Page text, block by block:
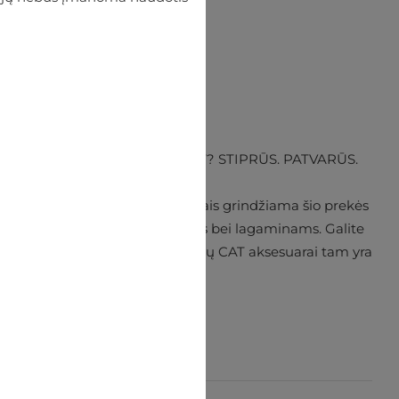
trimis žodžiais apibūdinti CAT? STIPRŪS. PATVARŪS.
ir naujoviškumas, kuriais grindžiama šio prekės
yra pritaikomi ir krepšiams bei lagaminams. Galite
užtikrintai, žinodami, kad jūsų CAT aksesuarai tam yra